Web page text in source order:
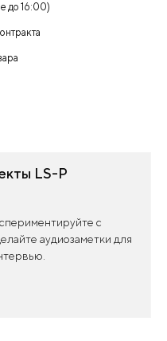
до 16:00)
LS-P
с
аудиозаметки для